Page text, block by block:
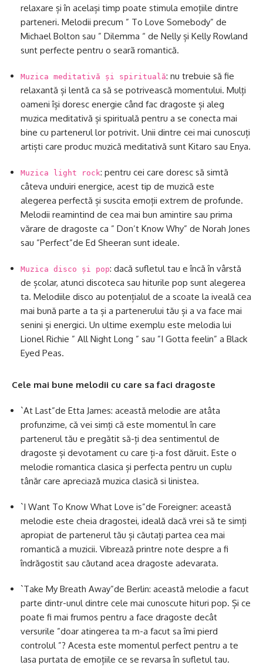
relaxare și în același timp poate stimula emoțiile dintre
parteneri. Melodii precum ” To Love Somebody” de
Michael Bolton sau ” Dilemma “ de Nelly și Kelly Rowland
sunt perfecte pentru o searã romantică.
Muzica meditativă și spirituală: nu trebuie să fie
relaxantă și lentă ca să se potrivească momentului. Mulți
oameni își doresc energie când fac dragoste și aleg
muzica meditativă și spirituală pentru a se conecta mai
bine cu partenerul lor potrivit. Unii dintre cei mai cunoscuți
artiști care produc muzică meditativă sunt Kitaro sau Enya.
Muzica light rock: pentru cei care doresc să simtă
câteva unduiri energice, acest tip de muzică este
alegerea perfectă și suscita emoții extrem de profunde.
Melodii reamintind de cea mai bun amintire sau prima
vărare de dragoste ca ” Don’t Know Why” de Norah Jones
sau ”Perfect”de Ed Sheeran sunt ideale.
Muzica disco și pop: dacă sufletul tau e încă în vârstă
de școlar, atunci discoteca sau hiturile pop sunt alegerea
ta. Melodiile disco au potențialul de a scoate la iveală cea
mai bună parte a ta și a partenerului tău și a va face mai
senini și energici. Un ultime exemplu este melodia lui
Lionel Richie ” All Night Long ” sau ”I Gotta feelin” a Black
Eyed Peas.
Cele mai bune melodii cu care sa faci dragoste
`At Last”de Etta James: această melodie are atâta
profunzime, că vei simți că este momentul în care
partenerul tău e pregătit să-ți dea sentimentul de
dragoste și devotament cu care ți-a fost dăruit. Este o
melodie romantica clasica și perfecta pentru un cuplu
tânăr care apreciază muzica clasică si linistea.
`I Want To Know What Love is”de Foreigner: această
melodie este cheia dragostei, ideală dacă vrei să te simți
apropiat de partenerul tău și căutați partea cea mai
romantică a muzicii. Vibrează printre note despre a fi
îndrăgostit sau căutand acea dragoste adevarata.
`Take My Breath Away”de Berlin: această melodie a facut
parte dintr-unul dintre cele mai cunoscute hituri pop. Și ce
poate fi mai frumos pentru a face dragoste decât
versurile ”doar atingerea ta m-a facut sa îmi pierd
controlul ”? Acesta este momentul perfect pentru a te
lasa purtata de emoțiile ce se revarsa în sufletul tau.